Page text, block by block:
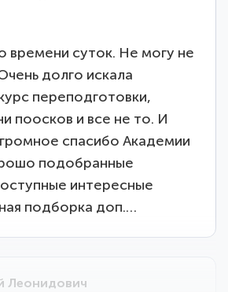
времени суток. Не могу не
долго искала
переподготовки,
поосков и все не то. И
спасибо Академии
подобранные
интересные
подборка доп.…
Леонидович